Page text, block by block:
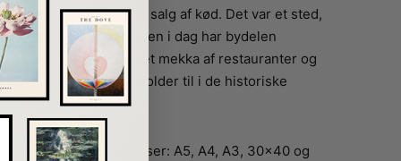
før et sted for køb og salg af kød. Det var et sted,
arbejderklassen. Men i dag har bydelen
hipster paradis med et mekka af restauranter og
virksomheder, der holder til i de historiske
fås i følgende størrelser: A5, A4, A3, 30×40 og